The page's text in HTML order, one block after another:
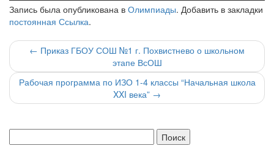
Запись была опубликована в Олимпиады. Добавить в закладки
постоянная Ссылка.
Навигация
по
записи
← Приказ ГБОУ СОШ №1 г. Похвистнево о школьном
этапе ВсОШ
Рабочая программа по ИЗО 1-4 классы “Начальная школа
XXI века” →